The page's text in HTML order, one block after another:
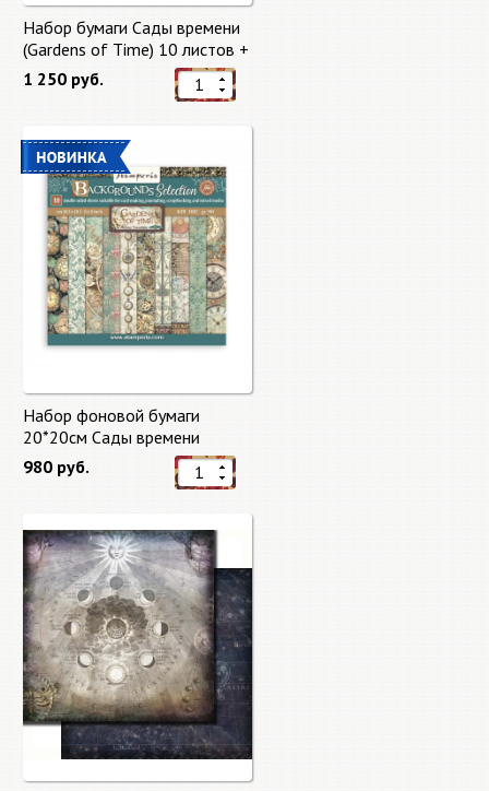
Набор бумаги Сады времени
(Gardens of Time) 10 листов +
бонус от Stamperia
1 250 руб.
Набор фоновой бумаги
20*20см Сады времени
(Gardens of Time) 10 листов +
бонус от Stamperia
980 руб.